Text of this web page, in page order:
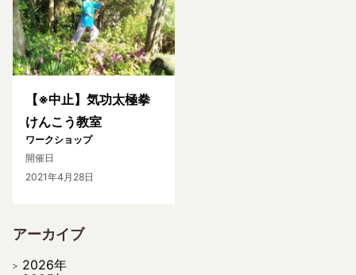
【※中止】気功太極拳
けんこう教室
ワークショップ
開催日
2021年4月28日
アーカイブ
2026年